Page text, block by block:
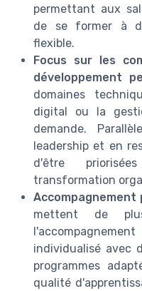
permettant aux
de se former à
flexible.
Focus sur les
développement
domaines
digital ou la
demande.
leadership et en
d'être
transformation
Accompagnement
mettent de
individualisé avec
programmes
qualité